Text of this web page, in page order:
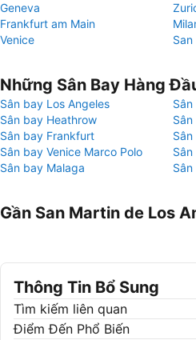
Geneva
Frankfurt am Main
Venice
Những Sân Bay Hàng
Sân bay Los Angeles
Sân bay Heathrow
Sân bay Frankfurt
Sân bay Venice Marco Polo
Sân bay Malaga
Gần San Martin de
Thông Tin Bổ Sung
Tìm kiếm liên quan
Điểm Đến Phổ Biến